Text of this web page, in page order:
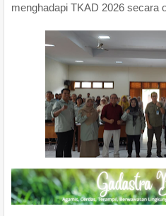
menghadapi TKAD 2026 secara